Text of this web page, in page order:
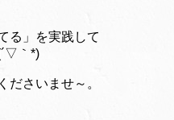
る」を実践して
｀*)
ださいませ～。